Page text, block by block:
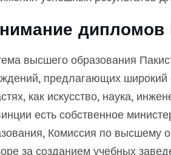
дипломов
высшего образования
предлагающих широкий
как искусство, наука,
есть собственное
Комиссия по высшему
за созданием учебных